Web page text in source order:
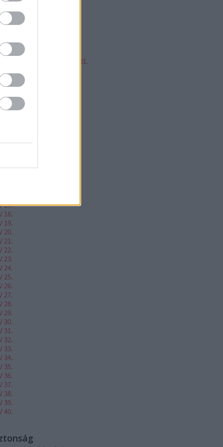
Balázs
Zsolt @Mp3Pintyo
cikkz
Varázslatos Világa 01.
03.
04.
05.
06.
10.
13.
17.
18.
19.
20.
21.
22.
23.
24.
25.
26.
27.
28.
29.
30.
31.
32.
33.
34.
35.
36.
37.
38.
39.
40.